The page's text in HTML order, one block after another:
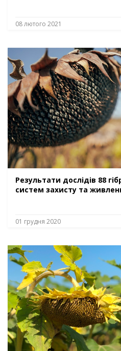
08 лютого 2021
Результати дослідів 88
систем захисту та
01 грудня 2020